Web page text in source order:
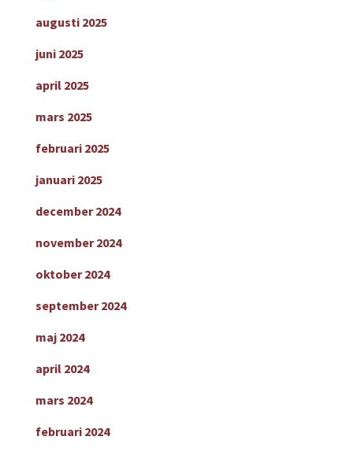
augusti 2025
juni 2025
april 2025
mars 2025
februari 2025
januari 2025
december 2024
november 2024
oktober 2024
september 2024
maj 2024
april 2024
mars 2024
februari 2024